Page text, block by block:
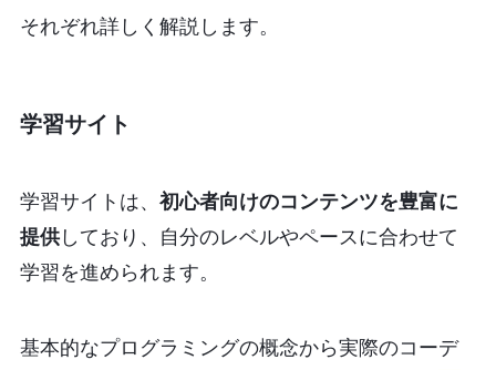
それぞれ詳しく解説します。
学習サイト
学習サイトは、 初心者向けのコンテンツを豊富に
提供しており、自分のレベルやペースに合わせて
学習を進められます。
基本的なプログラミングの概念から実際のコーデ